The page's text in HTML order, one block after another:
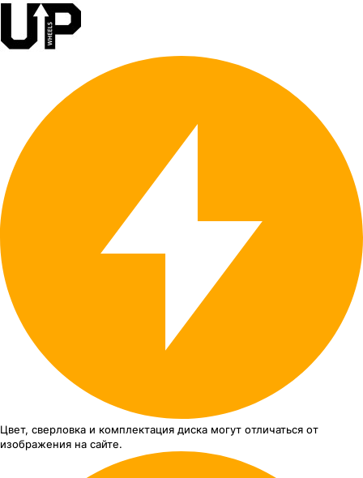
Цвет, сверловка и комплектация диска могут отличаться от
изображения на сайте.